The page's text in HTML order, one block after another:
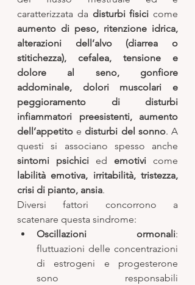
caratterizzata da disturbi fisici
aumento di peso, ritenzione idrica,
alterazioni dell’alvo (diarrea o
stitichezza), cefalea, tensione e
dolore al seno, gonfiore
addominale, dolori muscolari e
peggioramento di disturbi
infiammatori preesistenti, aumento
dell’appetito e disturbi del sonno. A
sintomi psichici ed emotivi
labilità emotiva, irritabilità, tristezza,
crisi di pianto, ansia.
Diversi fattori concorrono a
scatenare questa sindrome:
Oscillazioni ormonali:
fluttuazioni delle concentrazioni
di estrogeni e progesterone
sono responsabili